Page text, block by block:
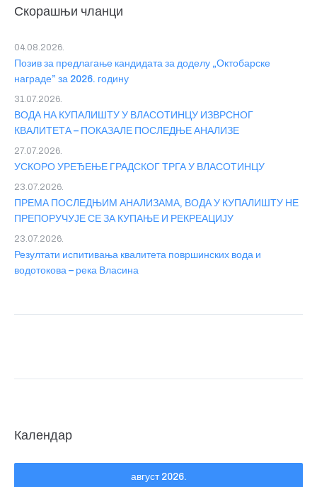
Скорашњи чланци
Позив за предлагање кандидата за доделу „Октобарске
награде” за 2026. годину
04.08.2026.
ВОДА НА КУПАЛИШТУ У ВЛАСОТИНЦУ ИЗВРСНОГ
КВАЛИТЕТА – ПОКАЗАЛЕ ПОСЛЕДЊЕ АНАЛИЗЕ
31.07.2026.
УСКОРО УРЕЂЕЊЕ ГРАДСКОГ ТРГА У ВЛАСОТИНЦУ
27.07.2026.
ПРЕМА ПОСЛЕДЊИМ АНАЛИЗАМА, ВОДА У КУПАЛИШТУ НЕ
ПРЕПОРУЧУЈЕ СЕ ЗА КУПАЊЕ И РЕКРЕАЦИЈУ
23.07.2026.
Резултати испитивања квалитета површинских вода и
водотокова – река Власина
23.07.2026.
Календар
август 2026.